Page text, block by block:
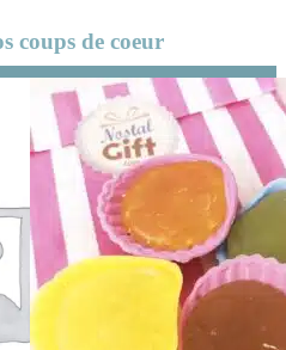
coups de coeur